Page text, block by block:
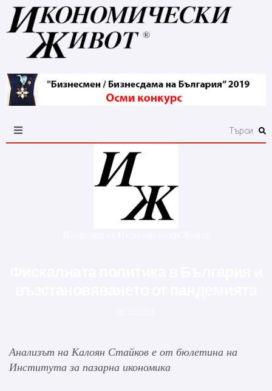
Анализът на Калоян Стайков е от бюлетина на
Института за пазарна икономика